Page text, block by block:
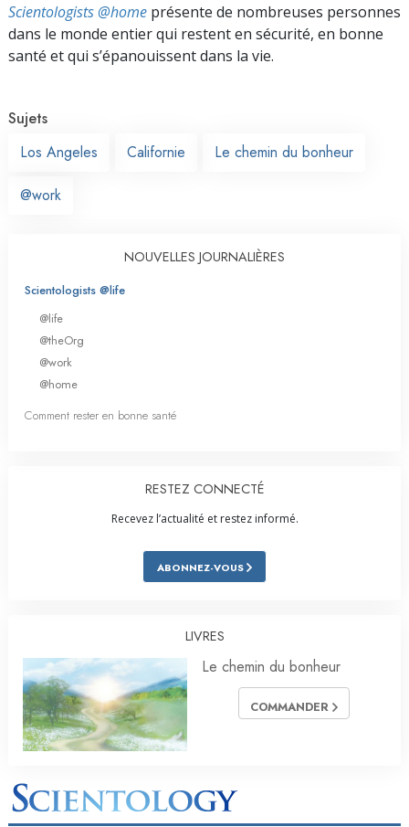
Scientologists @home présente de nombreuses personnes
dans le monde entier qui restent en sécurité, en bonne
santé et qui s’épanouissent dans la vie.
Sujets
Los Angeles
Californie Le chemin du bonheur
@work
NOUVELLES JOURNALIÈRES
Scientologists @life
@life
@theOrg
@work
@home
Comment rester en bonne santé
RESTEZ CONNECTÉ
Recevez l’actualité et restez informé.
ABONNEZ-VOUS
LIVRES
Le chemin du bonheur
COMMANDER